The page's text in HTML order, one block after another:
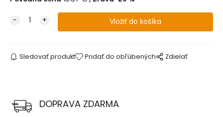
Sledovať produkt Pridať do obľúbených Zdielať
DOPRAVA ZDARMA